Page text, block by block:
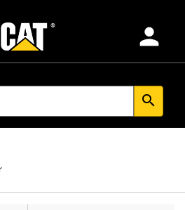
person
search